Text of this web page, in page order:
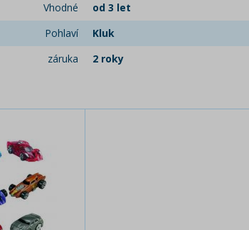
Vhodné
od 3 let
Pohlaví
Kluk
záruka
2 roky